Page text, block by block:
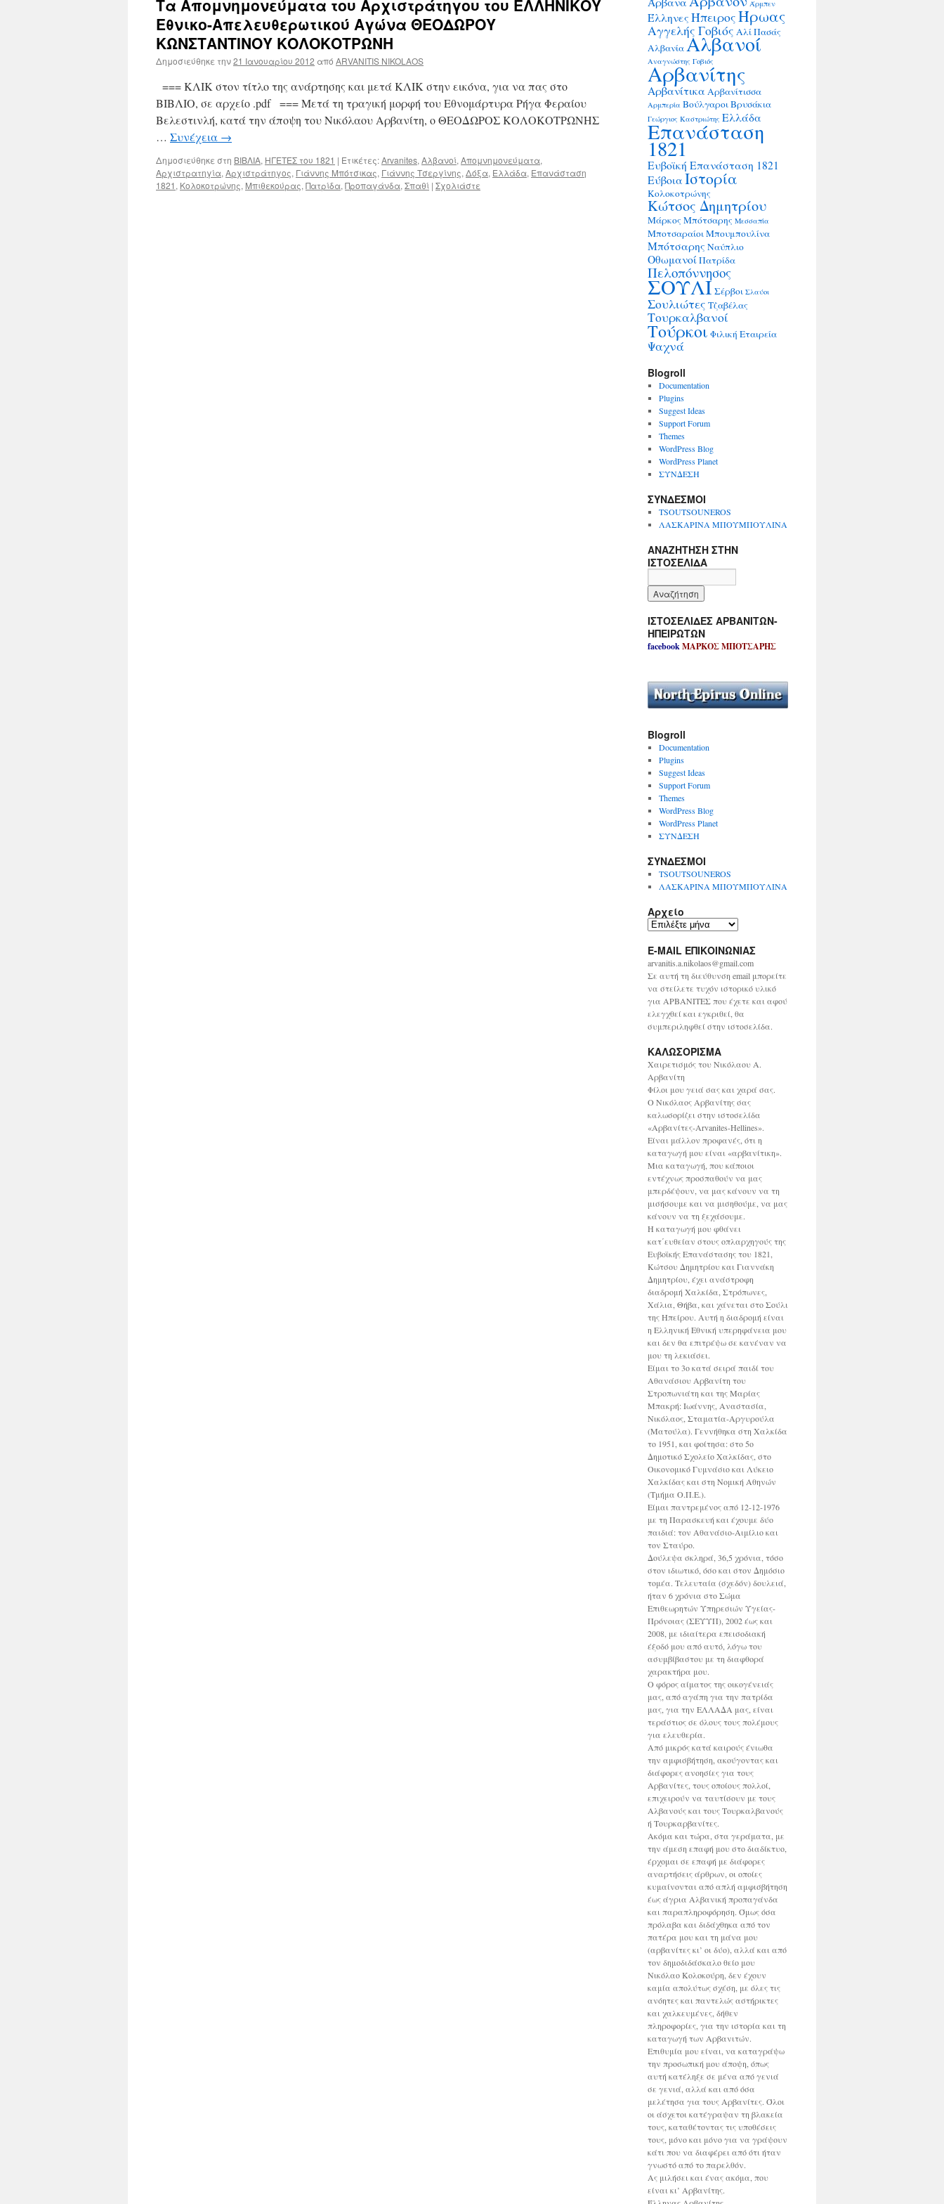
Τα Απομνημονεύματα του Αρχιστράτηγου του ΕΛΛΗΝΙΚΟΥ
Εθνικο-Απελευθερωτικού Αγώνα ΘΕΟΔΩΡΟΥ
ΚΩΝΣΤΑΝΤΙΝΟΥ ΚΟΛΟΚΟΤΡΩΝΗ
Δημοσιεύθηκε την21 Ιανουαρίου 2012 από ARVANITIS NIKOLAOS
=== ΚΛΙΚ στον τίτλο της ανάρτησης και μετά ΚΛΙΚ στην εικόνα, για να πας στο
ΒΙΒΛΙΟ, σε αρχείο .pdf === Μετά τη τραγική μορφή του Εθνομάρτυρα Ρήγα Φεραίου
Βελεστινλή, κατά την άποψη του Νικόλαου Αρβανίτη, ο ΘΕΟΔΩΡΟΣ ΚΟΛΟΚΟΤΡΩΝΗΣ
… Συνέχεια →
Δημοσιεύθηκε στη ΒΙΒΛΙΑ, ΗΓΕΤΕΣ του 1821 | Ετικέτες:Arvanites, Αλβανοί, Απομνημονεύματα,
Αρχιστρατηγία, Αρχιστράτηγος, Γιάννης Μπότσικας, Γιάννης Τσεργίνης, Δόξα, Ελλάδα, Επανάσταση
1821 , Κολοκοτρώνης, Μπιθεκούρας, Πατρίδα, Προπαγάνδα, Σπαθί | Σχολιάστε
Άρμπεν
Έλληνες ΉπειροςΉρωας
Αγγελής Γοβιός Αλί Πασάς
ΑλβανίαΑλβανοί
Αναγνώστης Γοβιός
Αρβανίτης
Αρβανίτικα Αρβανίτισσα
Αρμπερία ΒούλγαροιΒρυσάκια
Γεώργιος Καστριώτης Ελλάδα
Επανάσταση
1821
Ευβοϊκή Επανάσταση 1821
Εύβοια Ιστορία
Κολοκοτρώνης
Κώτσος Δημητρίου
Μάρκος Μπότσαρης Μεσσαπία
ΜποτσαραίοιΜπουμπουλίνα
Μπότσαρης Ναύπλιο
ΟθωμανοίΠατρίδα
Πελοπόννησος
ΣΟΥΛΙ Σέρβοι Σλαύοι
Σουλιώτες Τζαβέλας
Τουρκαλβανοί
Τούρκοι Φιλική Εταιρεία
Ψαχνά
Blogroll
Documentation
Plugins
Suggest Ideas
Support Forum
Themes
WordPress Blog
WordPress Planet
ΣΥΝΔΕΣΗ
ΣΥΝΔΕΣΜΟΙ
TSOUTSOUNEROS
ΛΑΣΚΑΡΙΝΑ ΜΠΟΥΜΠΟΥΛΙΝΑ
ΑΝΑΖΗΤΗΣΗ ΣΤΗΝ
ΙΣΤΟΣΕΛΙΔΑ
ΙΣΤΟΣΕΛΙΔΕΣ ΑΡΒΑΝΙΤΩΝ-
ΗΠΕΙΡΩΤΩΝ
facebookΜΑΡΚΟΣ ΜΠΟΤΣΑΡΗΣ
Blogroll
Documentation
Plugins
Suggest Ideas
Support Forum
Themes
WordPress Blog
WordPress Planet
ΣΥΝΔΕΣΗ
ΣΥΝΔΕΣΜΟΙ
TSOUTSOUNEROS
ΛΑΣΚΑΡΙΝΑ ΜΠΟΥΜΠΟΥΛΙΝΑ
Αρχείο
Α
χ
ε
ί
ο
E-MAIL ΕΠΙΚΟΙΝΩΝΙΑΣ
arvanitis.a.nikolaos@gmail.com
Σε αυτή τη διεύθυνση email μπορείτε
να στείλετε τυχόν ιστορικό υλικό
για ΑΡΒΑΝΙΤΕΣ που έχετε και αφού
ελεγχθεί και εγκριθεί, θα
συμπεριληφθεί στην ιστοσελίδα.
ΚΑΛΩΣΟΡΙΣΜΑ
Χαιρετισμός του Νικόλαου Α.
Αρβανίτη
Φίλοι μου γειά σας και χαρά σας.
Ο Νικόλαος Αρβανίτης σας
καλωσορίζει στην ιστοσελίδα
«Αρβανίτες-Arvanites-Hellines».
Είναι μάλλον προφανές, ότι η
καταγωγή μου είναι «αρβανίτικη».
Μια καταγωγή, που κάποιοι
εντέχνως προσπαθούν να μας
μπερδέψουν, να μας κάνουν να τη
μισήσουμε και να μισηθούμε, να μας
κάνουν να τη ξεχάσουμε.
Η καταγωγή μου φθάνει
κατ΄ευθείαν στους οπλαρχηγούς της
Ευβοϊκής Επανάστασης του 1821,
Κώτσου Δημητρίου και Γιαννάκη
Δημητρίου, έχει ανάστροφη
διαδρομή Χαλκίδα, Στρόπωνες,
Χάλια, Θήβα, και χάνεται στο Σούλι
της Ηπείρου. Αυτή η διαδρομή είναι
η Ελληνική Εθνική υπερηφάνεια μου
και δεν θα επιτρέψω σε κανέναν να
μου τη λεκιάσει.
Είμαι το 3ο κατά σειρά παιδί του
Αθανάσιου Αρβανίτη του
Στροπωνιάτη και της Μαρίας
Μπακρή: Ιωάννης, Αναστασία,
Νικόλαος, Σταματία-Αργυρούλα
(Ματούλα). Γεννήθηκα στη Χαλκίδα
το 1951, και φοίτησα: στο 5ο
Δημοτικό Σχολείο Χαλκίδας, στο
Οικονομικό Γυμνάσιο και Λύκειο
Χαλκίδας και στη Νομική Αθηνών
(Τμήμα Ο.Π.Ε.).
Είμαι παντρεμένος από 12-12-1976
με τη Παρασκευή και έχουμε δύο
παιδιά: τον Αθανάσιο-Αιμίλιο και
τον Σταύρο.
Δούλεψα σκληρά, 36,5 χρόνια, τόσο
στον ιδιωτικό, όσο και στον Δημόσιο
τομέα. Τελευταία (σχεδόν) δουλειά,
ήταν 6 χρόνια στο Σώμα
Επιθεωρητών Υπηρεσιών Υγείας-
Πρόνοιας (ΣΕΥΥΠ), 2002 έως και
2008, με ιδιαίτερα επεισοδιακή
έξοδό μου από αυτό, λόγω του
ασυμβίβαστου με τη διαφθορά
χαρακτήρα μου.
Ο φόρος αίματος της οικογένειάς
μας, από αγάπη για την πατρίδα
μας, για την ΕΛΛΑΔΑ μας, είναι
τεράστιος σε όλους τους πολέμους
για ελευθερία.
Από μικρός κατά καιρούς ένιωθα
την αμφισβήτηση, ακούγοντας και
διάφορες ανοησίες για τους
Αρβανίτες, τους οποίους πολλοί,
επιχειρούν να ταυτίσουν με τους
Αλβανούς και τους Τουρκαλβανούς
ή Τουρκαρβανίτες.
Ακόμα και τώρα, στα γεράματα, με
την άμεση επαφή μου στο διαδίκτυο,
έρχομαι σε επαφή με διάφορες
αναρτήσεις άρθρων, οι οποίες
κυμαίνονται από απλή αμφισβήτηση
έως άγρια Αλβανική προπαγάνδα
και παραπληροφόρηση. Όμως όσα
πρόλαβα και διδάχθηκα από τον
πατέρα μου και τη μάνα μου
(αρβανίτες κι’ οι δύο), αλλά και από
τον δημοδιδάσκαλο θείο μου
Νικόλαο Κολοκούρη, δεν έχουν
καμία απολύτως σχέση, με όλες τις
ανόητες και παντελώς αστήρικτες
και χαλκευμένες, δήθεν
πληροφορίες, για την ιστορία και τη
καταγωγή των Αρβανιτών.
Επιθυμία μου είναι, να καταγράψω
την προσωπική μου άποψη, όπως
αυτή κατέληξε σε μένα από γενιά
σε γενιά, αλλά και από όσα
μελέτησα για τους Αρβανίτες. Όλοι
οι άσχετοι κατέγραψαν τη βλακεία
τους, καταθέτοντας τις υποθέσεις
τους, μόνο και μόνο για να γράψουν
κάτι που να διαφέρει από ότι ήταν
γνωστό από το παρελθόν.
Ας μιλήσει και ένας ακόμα, που
είναι κι’ Αρβανίτης.